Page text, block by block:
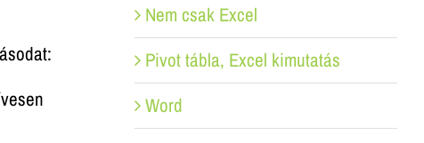
Nem csak Excel
Pivot tábla, Excel kimutatás
Word